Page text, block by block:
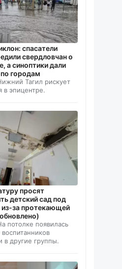
спасатели
свердловчан о
а синоптики дали
городам
Тагил рискует
в эпицентре.
просят
детский сад под
из-за протекающей
потолке появилась
в другие группы.